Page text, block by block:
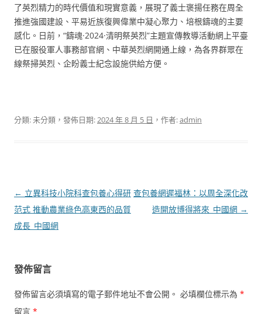
了英烈精力的時代價值和現實意義，展現了義士褒揚任務在周全
推進強國建設、平易近族復興偉業中凝心聚力、培根鑄魂的主要
感化。日前，“鑄魂·2024·清明祭英烈”主題宣傳教導活動網上平臺
已在服役軍人事務部官網、中華英烈網開通上線，為各界群眾在
線祭掃英烈、企盼義士紀念設施供給方便。
分類: 未分類，發佈日期:2024 年 8 月 5 日 ，作者:admin
文
章
導
← 立異科技小院科查包養心得研
范式 推動農業綠色高東西的品質
成長_中國網
查包養網遲福林：以周全深化改
造開放博得將來_中國網 →
發佈留言
發佈留言必須填寫的電子郵件地址不會公開。 必填欄位標示為 *
留言 *